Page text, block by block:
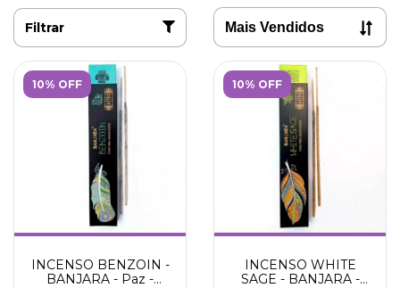
Filtrar
10% OFF
INCENSO BENZOIN -
BANJARA - Paz -
10% OFF
INCENSO WHITE
SAGE - BANJARA -